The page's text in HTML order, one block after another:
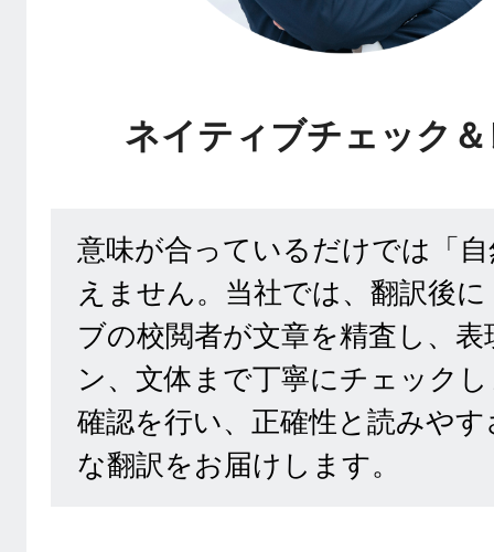
ネイティブチェック
意味が合っているだけでは「
えません。当社では、翻訳後
ブの校閲者が文章を精査し、
ン、文体まで丁寧にチェック
確認を行い、正確性と読みや
な翻訳をお届けします。